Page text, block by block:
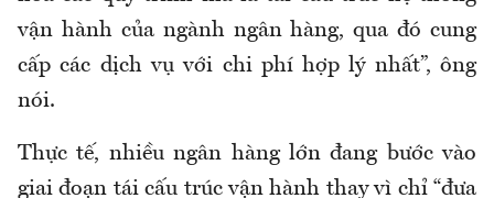
vận hành của ngành ngân hàng, qua đó cung
cấp các dịch vụ với chi phí hợp lý nhất”, ông
nói.
Thực tế, nhiều ngân hàng lớn đang bước vào
giai đoạn tái cấu trúc vận hành thay vì chỉ “đưa